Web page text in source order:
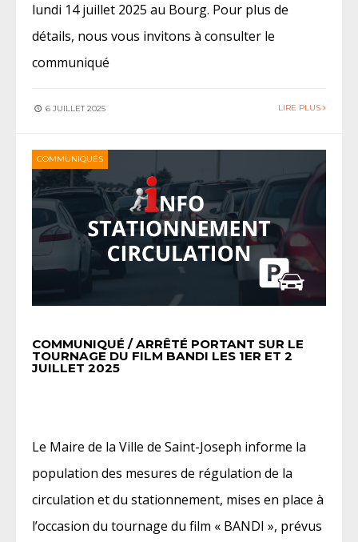
lundi 14 juillet 2025 au Bourg. Pour plus de
détails, nous vous invitons à consulter le
communiqué
6 JUILLET 2025 LIRE PLUS
COMMUNIQUÉS
COMMUNIQUÉ / ARRÊTÉ PORTANT SUR LE
TOURNAGE DU FILM BANDI LES 1ER ET 2
JUILLET 2025
Le Maire de la Ville de Saint-Joseph informe la
population des mesures de régulation de la
circulation et du stationnement, mises en place à
l’occasion du tournage du film « BANDI », prévus